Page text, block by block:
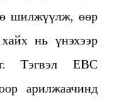
шилжүүлж, өөр
нь үнэхээр
Тэгвэл EBC
арилжаачинд